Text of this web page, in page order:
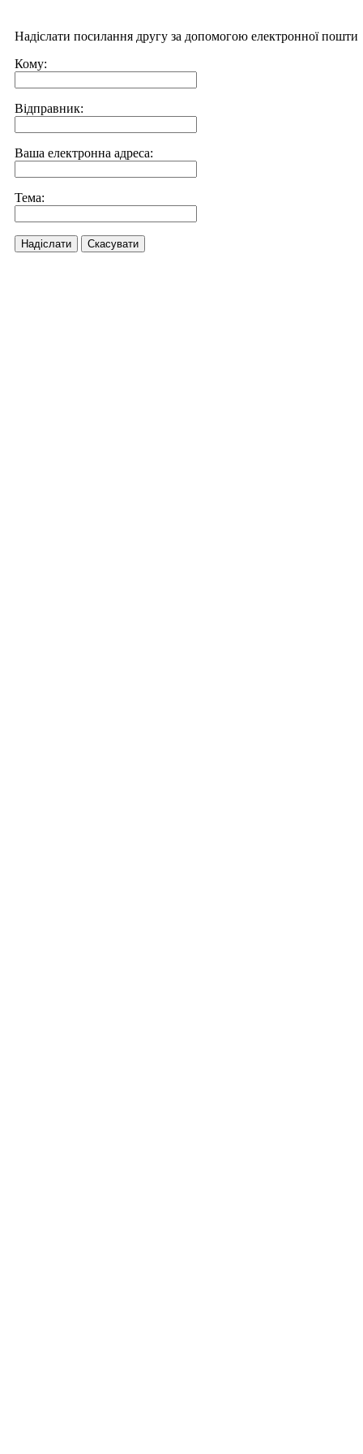
Надіслати посилання другу за допомогою електронної пошти
Кому:
Відправник:
Ваша електронна адреса:
Тема:
Надіслати Скасувати